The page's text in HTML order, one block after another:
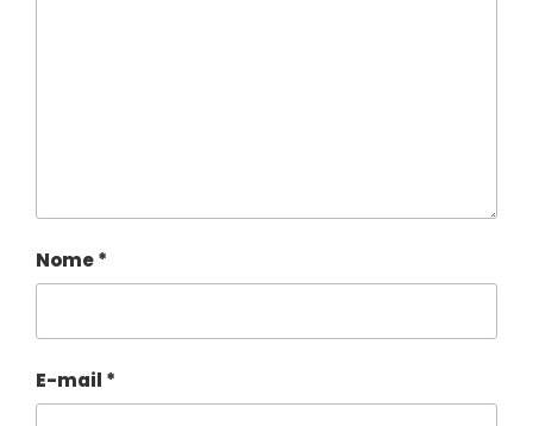
Nome*
E-mail *